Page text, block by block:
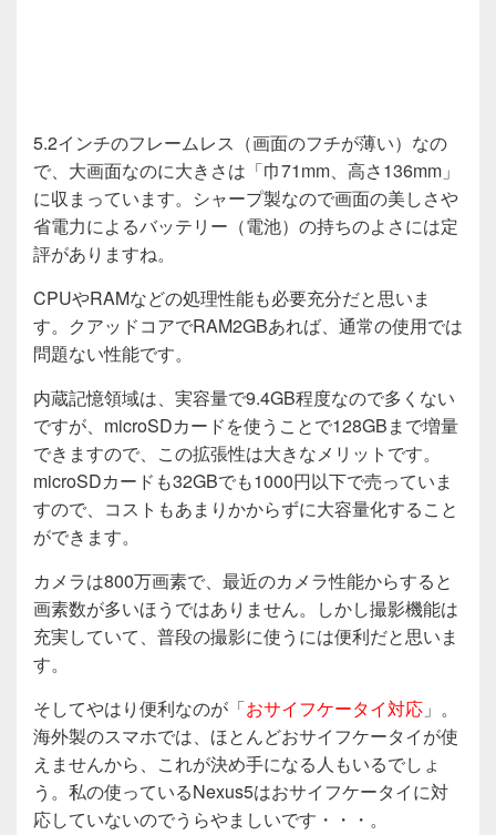
5.2インチのフレームレス（画面のフチが薄い）なの
で、大画面なのに大きさは「巾71mm、高さ136mm」
に収まっています。シャープ製なので画面の美しさや
省電力によるバッテリー（電池）の持ちのよさには定
評がありますね。
CPUやRAMなどの処理性能も必要充分だと思いま
す。クアッドコアでRAM2GBあれば、通常の使用では
問題ない性能です。
内蔵記憶領域は、実容量で9.4GB程度なので多くない
ですが、microSDカードを使うことで128GBまで増量
できますので、この拡張性は大きなメリットです。
microSDカードも32GBでも1000円以下で売っていま
すので、コストもあまりかからずに大容量化すること
ができます。
カメラは800万画素で、最近のカメラ性能からすると
画素数が多いほうではありません。しかし撮影機能は
充実していて、普段の撮影に使うには便利だと思いま
す。
そしてやはり便利なのが「おサイフケータイ対応 」。
海外製のスマホでは、ほとんどおサイフケータイが使
えませんから、これが決め手になる人もいるでしょ
う。私の使っているNexus5はおサイフケータイに対
応していないのでうらやましいです・・・。